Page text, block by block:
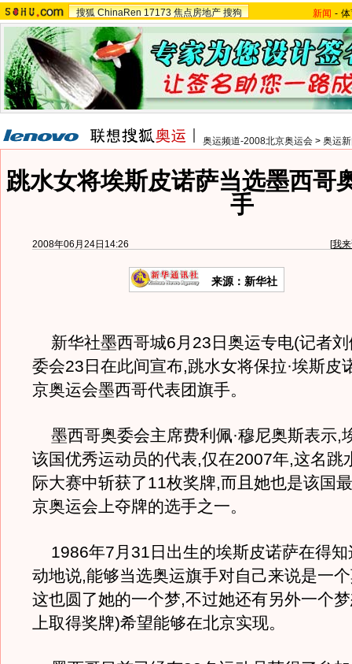
搜狐 ChinaRen 17173 焦点房地产 搜狗 新闻 -
奥运频道-2008北京奥运会 > 奥运
跳水女将埃斯皮诺萨当选墨西哥
手
2008年06月24日14:26 [我
来源：新华社
新华社墨西哥城6月23日奥运专电(记者刘
委会23日在此间宣布,跳水女将保拉·埃斯皮
京奥运会墨西哥代表团旗手。
墨西哥奥委会主席费利佩·穆尼奥斯表示,
该国优秀运动员的代表,仅在2007年,这名跳
际大赛中斩获了11枚奖牌,而且她也是该国
京奥运会上夺牌的选手之一。
1986年7月31日出生的埃斯皮诺萨在得知
动地说,能够当选奥运旗手对自己来说是一
这也圆了她的一个梦,不过她还有另外一个
上取得奖牌)希望能够在北京实现。